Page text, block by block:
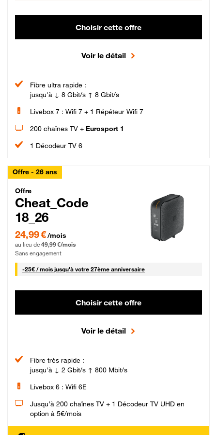
Choisir cette offre
Voir le détail
Fibre ultra rapide :
jusqu'à ↓ 8 Gbit/s ↑ 8 Gbit/s
Livebox 7 : Wifi 7 + 1 Répéteur Wifi 7
200 chaînes TV + Eurosport 1
1 Décodeur TV 6
Offre - 26 ans
Cheat_Code Fibre_18_26
Offre
Cheat_Code
18_26
24,99 € par mois pendant 0 mois puis 49,99 € par mois, Sans engagement
24,99 €/mois
au lieu de 49,99 €/mois
Sans engagement
-25€ / mois25 € par mois
jusqu'à votre 27ème anniversaire
Choisir cette offre
Voir le détail
Fibre très rapide :
jusqu'à ↓ 2 Gbit/s ↑ 800 Mbit/s
Livebox 6 : Wifi 6E
Jusqu’à 200 chaînes TV + 1 Décodeur TV UHD en
option à 5€/mois